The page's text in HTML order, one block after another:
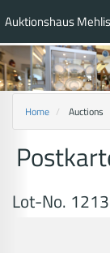
Auktionshaus Mehlis
Home Auctions
Lot-No. 1213